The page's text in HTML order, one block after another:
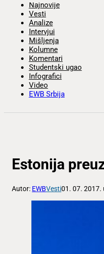
Najnovije
Vesti
Analize
Intervjui
Mišljenja
Kolumne
Komentari
Studentski ugao
Infografici
Video
EWB Srbija
Estonija
Autor: EWBVesti01. 07. 2017.